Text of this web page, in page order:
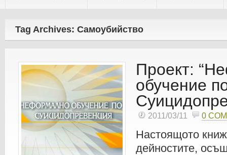
Tag Archives: Самоубийство
Проект:
обучение
2011/03/11 0
Настоящото
дейностите,